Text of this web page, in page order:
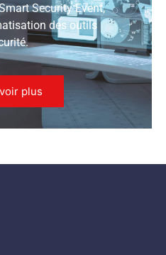
Security Event,
des outils
plus